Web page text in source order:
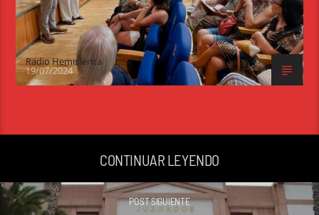
Radio Hemisferica
19/07/2024
CONTINUAR LEYENDO
POST SIGUIENTE